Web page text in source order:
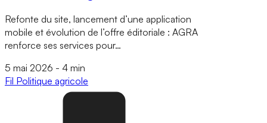
Refonte du site, lancement d’une application
mobile et évolution de l’offre éditoriale : AGRA
renforce ses services pour…
5 mai 2026 - 4 min
Fil Politique agricole